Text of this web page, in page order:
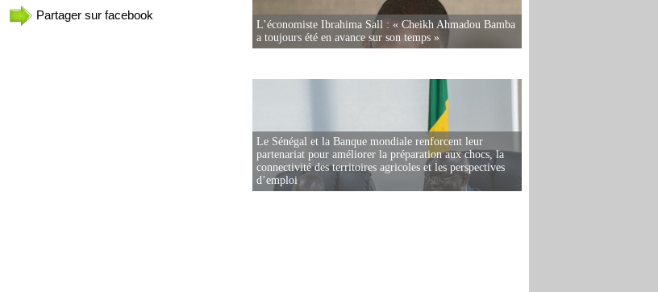
Partager sur facebook
L’économiste Ibrahima Sall : « Cheikh Ahmadou Bamba
a toujours été en avance sur son temps »
Le Sénégal et la Banque mondiale renforcent leur
partenariat pour améliorer la préparation aux chocs, la
connectivité des territoires agricoles et les perspectives
d’emploi